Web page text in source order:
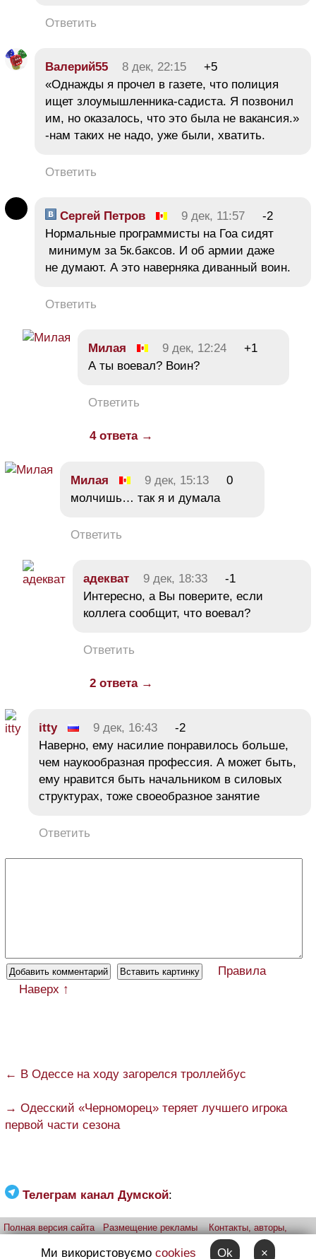
Ответить
Валерий55 8 дек, 22:15
+5
«Однажды я прочел в газете, что полиция
ищет злоумышленника-садиста. Я позвонил
им, но оказалось, что это была не вакансия.»
-нам таких не надо, уже были, хватить.
Ответить
Сергей Петров 9 дек, 11:57
-2
Нормальные программисты на Гоа сидят
минимум за 5к.баксов. И об армии даже
не думают. А это наверняка диванный воин.
Ответить
Милая 9 дек, 12:24
+1
А ты воевал? Воин?
Ответить
4 ответа →
Милая 9 дек, 15:13
0
молчишь… так я и думала
Ответить
адекват 9 дек, 18:33
-1
Интересно, а Вы поверите, если
коллега сообщит, что воевал?
Ответить
2 ответа →
itty 9 дек, 16:43
-2
Наверно, ему насилие понравилось больше,
чем наукообразная профессия. А может быть,
ему нравится быть начальником в силовых
структурах, тоже своеобразное занятие
Ответить
Правила
Наверх ↑
← В Одессе на ходу загорелся троллейбус
→ Одесский «Черноморец» теряет лучшего игрока
первой части сезона
Телеграм канал Думской:
Полная версия сайта Размещение рекламы
Контакты, авторы,
iPhone
Ми використовуємо cookies Ok ×